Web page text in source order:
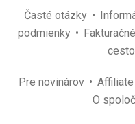
Časté otázky
podmienky
Pre novinárov
O